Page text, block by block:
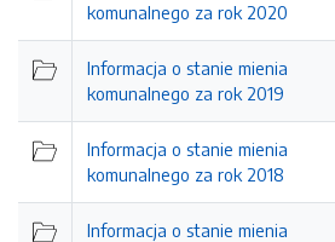
komunalnego za rok 2020
Informacja o stanie mienia
komunalnego za rok 2019
Informacja o stanie mienia
komunalnego za rok 2018
Informacja o stanie mienia